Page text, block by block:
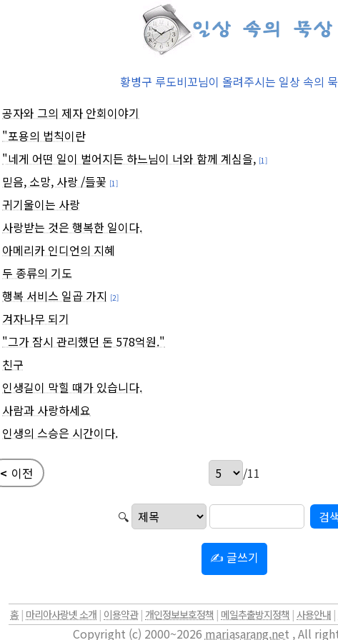
황병구 루도비꼬님이 올려주시는 일상 속의
공자와 그의 제자 안회이야기
"포용의 법칙이란
‎"네게 어떤 일이 벌어지든 하느님이 너와 함께 계심을, [1]
믿음, 소망, 사랑 /들꽃 [1]
귀기울이는 사랑
사랑받는 것은 행복한 일이다.
아메리카 인디언의 지혜
두 종류의 기도
행복 서비스 일곱 가지 [2]
겨자나무 되기
"그가 잠시 관리했던 돈 578억원."
친구
인생길이 막힐 때가 있습니다.
사람과 사랑하세요
인생의 스승은 시간이다.
< 이전 /11
🔍
✍ 글쓰기
홈 | 마리아사랑넷 소개 | 이용약관 | 개인정보보호정책 | 메일추출방지정책 | 사용안내 |
Copyright (c) 2000~2026 mariasarang.net , All